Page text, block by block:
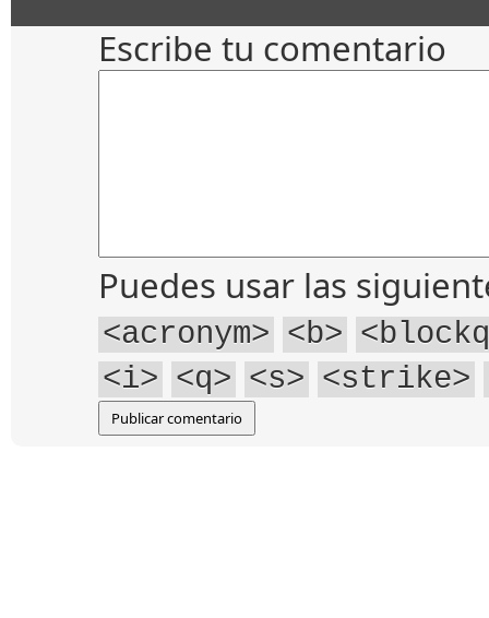
Escribe tu comentario
Puedes usar las
<acronym> <b>
<i> <q> <s> <strike>